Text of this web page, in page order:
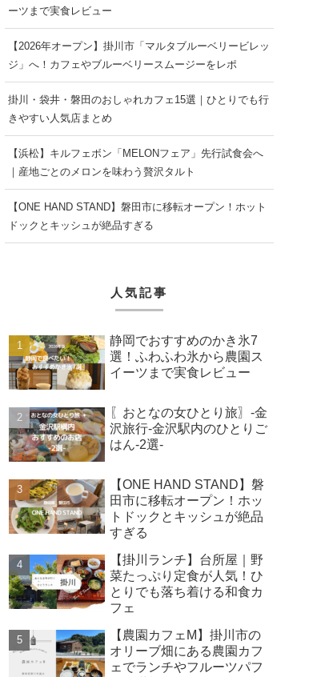
ーツまで実食レビュー
【2026年オープン】掛川市「マルタブルーベリービレッ
ジ」へ！カフェやブルーベリースムージーをレポ
掛川・袋井・磐田のおしゃれカフェ15選｜ひとりでも行
きやすい人気店まとめ
【浜松】キルフェボン「MELONフェア」先行試食会へ
｜産地ごとのメロンを味わう贅沢タルト
【ONE HAND STAND】磐田市に移転オープン！ホット
ドックとキッシュが絶品すぎる
人気記事
静岡でおすすめのかき氷7
選！ふわふわ氷から農園ス
イーツまで実食レビュー
〖おとなの女ひとり旅〗-金
沢旅行-金沢駅内のひとりご
はん-2選-
【ONE HAND STAND】磐
田市に移転オープン！ホッ
トドックとキッシュが絶品
すぎる
【掛川ランチ】台所屋｜野
菜たっぷり定食が人気！ひ
とりでも落ち着ける和食カ
フェ
【農園カフェM】掛川市の
オリーブ畑にある農園カフ
ェでランチやフルーツパフ